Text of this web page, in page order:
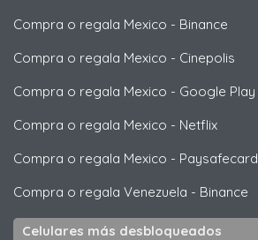
Compra o regala Mexico - Binance
Compra o regala Mexico - Cinepolis
Compra o regala Mexico - Google Play
Compra o regala Mexico - Netflix
Compra o regala Mexico - Paysafecard
Compra o regala Venezuela - Binance
Celulares más desbloqueados